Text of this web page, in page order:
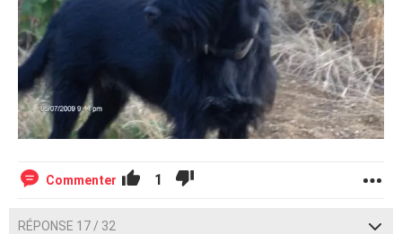
Commenter 1
RÉPONSE 17 / 32